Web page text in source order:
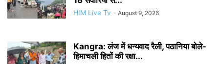
HIM Live Tv - August 9, 2026
Kangra: लंज में धन्यवाद रैली, पठानिया बोले-
हिमाचली हितों की रक्षा...